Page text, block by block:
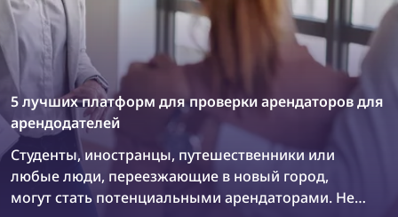
5 лучших платформ для проверки арендаторов для
арендодателей
Студенты, иностранцы, путешественники или
любые люди, переезжающие в новый город,
могут стать потенциальными арендаторами. Нет